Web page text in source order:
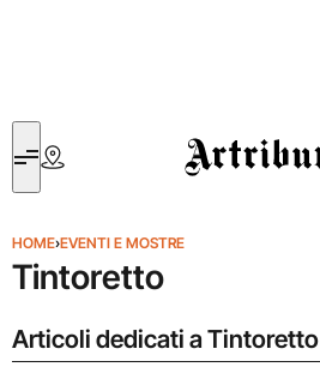
Artribune
HOME›EVENTI E MOSTRE
Tintoretto
Articoli dedicati a Tintoretto